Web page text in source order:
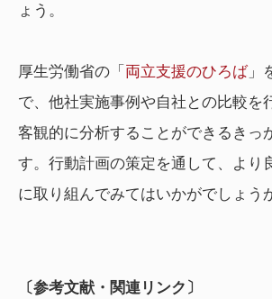
ょう。
厚生労働省の「 両立支援のひろば」
で、他社実施事例や自社との比較を
客観的に分析することができるきっ
す。行動計画の策定を通して、より
に取り組んでみてはいかがでしょう
〔参考文献・関連リンク〕